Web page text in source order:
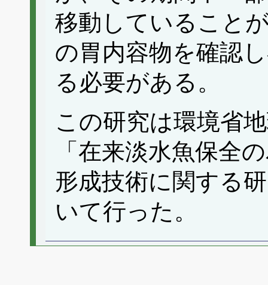
移動していること
の胃内容物を確認
る必要がある。
この研究は環境省
「在来淡水魚保全
形成技術に関する
いて行った。